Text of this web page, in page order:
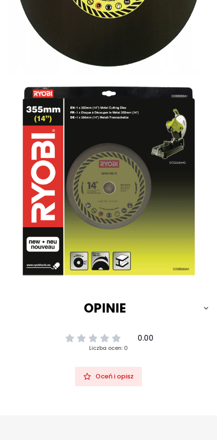
OPINIE
0.00
Liczba ocen: 0
Oceń i opisz